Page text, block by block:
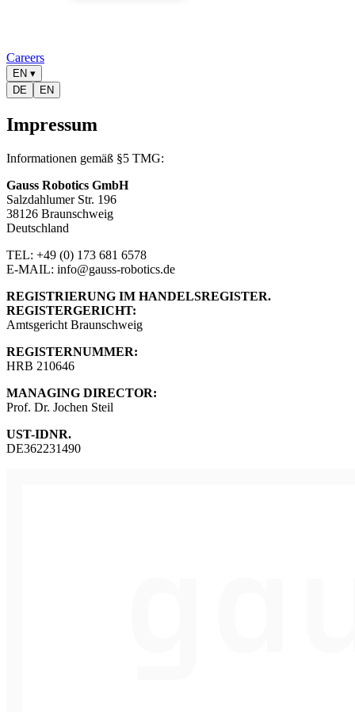
Careers
EN ▾
DE
EN
Impressum
Informationen gemäß §5 TMG:
Gauss Robotics GmbH
Salzdahlumer Str. 196
38126 Braunschweig
Deutschland
TEL: +49 (0) 173 681 6578
E-MAIL: ed.scitobor-ssuag@ofni
REGISTRIERUNG IM HANDELSREGISTER.
REGISTERGERICHT:
Amtsgericht Braunschweig
REGISTERNUMMER:
HRB 210646
MANAGING DIRECTOR:
Prof. Dr. Jochen Steil
UST-IDNR.
DE362231490